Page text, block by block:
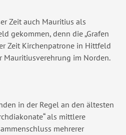
Zeit auch Mauritius als
gekommen, denn die „Grafen
Zeit Kirchenpatrone in Hittfeld
Mauritiusverehrung im Norden.
in der Regel an den ältesten
als mittlere
mehrerer